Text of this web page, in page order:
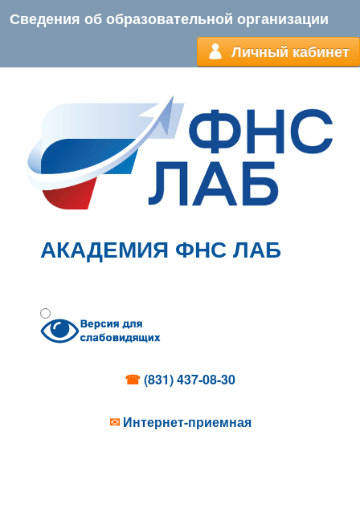
Сведения об образовательной организации
Личный кабинет
АКАДЕМИЯ ФНС ЛАБ
☎(831) 437-08-30
✉ Интернет-приемная